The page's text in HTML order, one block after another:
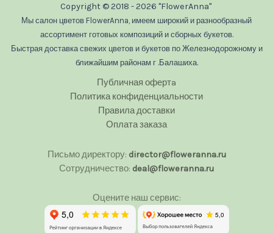
Copyright © 2018 - 2026 "FlowerAnna"
Мы салон цветов FlowerAnna, имеем широкий и разнообразный
ассортимент готовых композиций и сборных букетов.
Быстрая доставка свежих цветов и букетов по Железнодорожному и
ближайшим районам г .Балашиха.
Публичная офертa
Политика конфиденциальности
Правила доставки
Оплата заказа
Письмо директору: director@floweranna.ru
Сотрудничество: deal@floweranna.ru
Оцените наш сервис: